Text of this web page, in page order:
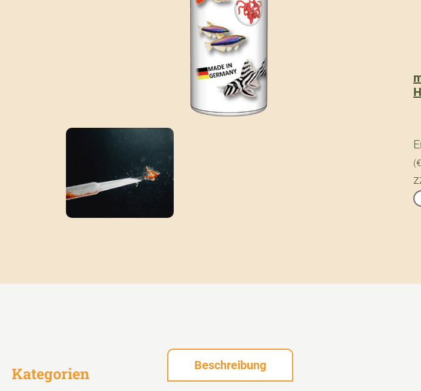
(€
Kategorien Beschreibung